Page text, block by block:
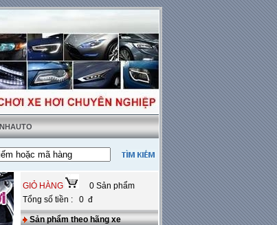
da---Miễn phí 100% công lắp đặt
GIỎ HÀNG
0 Sản phẩm
Tổng số tiền : 0 đ
Sản phẩm theo hãng xe